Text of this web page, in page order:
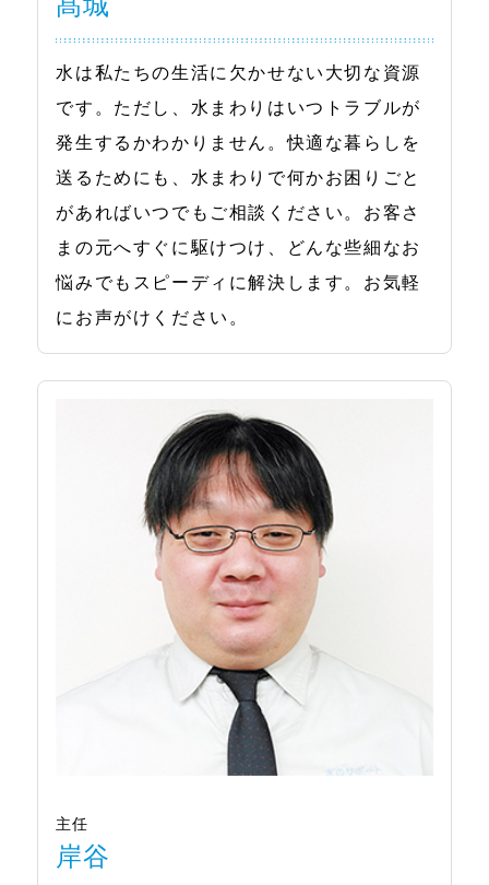
水は私たちの生活に欠かせない大切な資源
です。ただし、水まわりはいつトラブルが
発生するかわかりません。快適な暮らしを
送るためにも、水まわりで何かお困りごと
があればいつでもご相談ください。お客さ
まの元へすぐに駆けつけ、どんな些細なお
悩みでもスピーディに解決します。お気軽
にお声がけください。
主任
岸谷